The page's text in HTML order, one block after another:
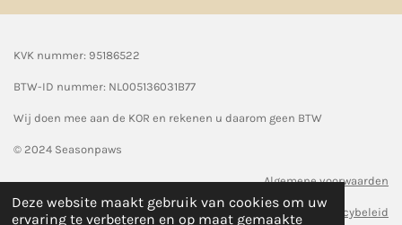
Deze website maakt gebruik van cookies om uw
ervaring te verbeteren en op maat gemaakte
KVK nummer: 95186522
BTW-ID nummer: NL005136031B77
Wij doen mee aan de KOR en rekenen u daarom geen BTW
© 2024 Seasonpaws
Algemene voorwaarden
Privacybeleid